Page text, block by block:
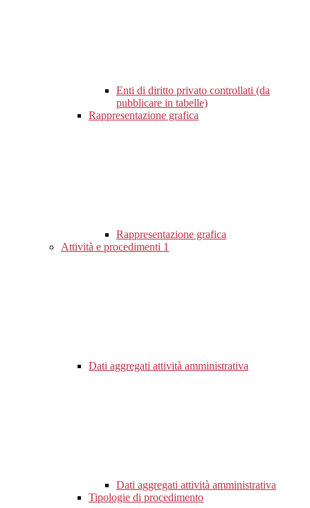
Enti di diritto privato controllati (da
pubblicare in tabelle)
Rappresentazione grafica
Rappresentazione grafica
Attività e procedimenti 1
Dati aggregati attività amministrativa
Dati aggregati attività amministrativa
Tipologie di procedimento